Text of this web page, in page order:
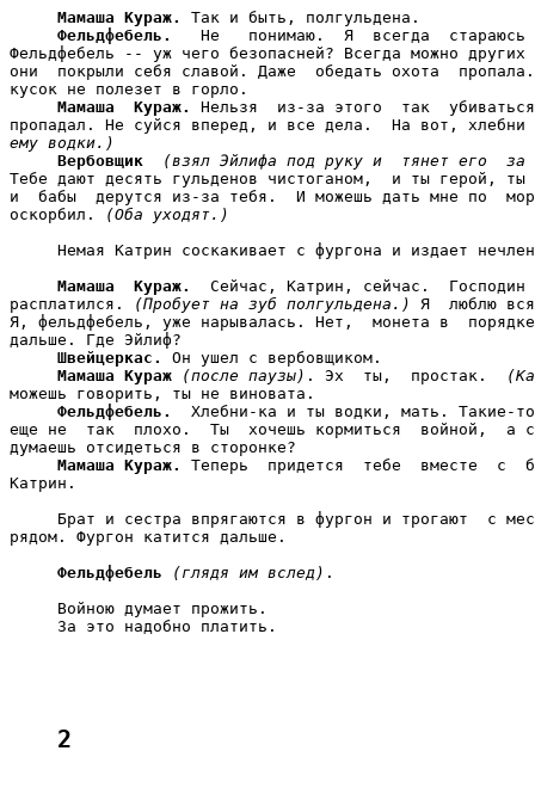
Мамаша Кураж.
Так и быть, полгульдена.
Фельдфебель.
Не   понимаю.  Я  всегда  стараюсь
Фельдфебель -- уж чего безопасней? Всегда можно других
они  покрыли себя славой. Даже  обедать охота
кусок не полезет в горло.
Мамаша  Кураж.
Нельзя  из-за этого  так
пропадал. Не суйся вперед, и все дела.  На вот,
ему водки.)
Вербовщик
(взял Эйлифа под руку и  тянет его  за
Тебе дают десять гульденов чистоганом,  и ты герой, ты
и  бабы  дерутся из-за тебя.  И можешь дать мне по
оскорбил.
(Оба уходят.)
Немая Катрин соскакивает с фургона и издает
Мамаша  Кураж.
Сейчас, Катрин, сейчас.  Господин
расплатился.
(Пробует на зуб полгульдена.)
Я  люблю
Я, фельдфебель, уже нарывалась. Нет,  монета в
дальше. Где Эйлиф?
Швейцеркас.
Он ушел с вербовщиком.
Мамаша Кураж
(после паузы) . Эх  ты,  простак.
можешь говорить, ты не виновата.
Фельдфебель.
Хлебни-ка и ты водки, мать. Такие-
еще не  так  плохо.  Ты  хочешь кормиться  войной,  а
думаешь отсидеться в сторонке?
Мамаша Кураж.
Теперь  придется  тебе  вместе  с
Катрин.
Брат и сестра впрягаются в фургон и трогают  с
рядом. Фургон катится дальше.
Фельдфебель
(глядя им вслед) .
     Войною думает прожить.
     За это надобно платить.
2